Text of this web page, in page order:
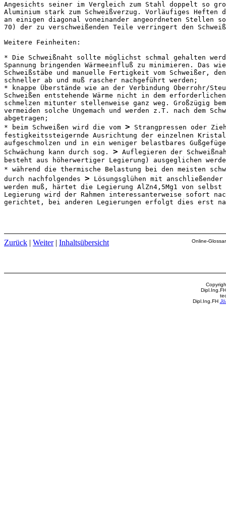
Angesichts seiner im Vergleich zum Stahl doppelt so
Aluminium stark zum Schweißverzug. Vorläufiges Heften
an einigen diagonal voneinander angeordneten Stellen
70) der zu verschweißenden Teile verringert den
Weitere Feinheiten:
* Die Schweißnaht sollte möglichst schmal gehalten
Spannung bringenden Wärmeeinfluß zu minimieren. Das
Schweißstäbe und manuelle Fertigkeit vom Schweißer,
schneller ab und muß rascher nachgeführt werden;
* knappe Überstände wie an der Verbindung Oberrohr/
Schweißen entstehende Wärme nicht in dem
schmelzen mitunter stellenweise ganz weg. Großzügig
vermeiden solche Ungemach und werden z.T. nach dem
abgetragen;
* beim Schweißen wird die vom > Strangpressen oder
festigkeitssteigernde Ausrichtung der einzelnen
aufgeschmolzen und in ein weniger belastbares
Schwächung kann durch sog. > Auflegieren der
besteht aus höherwertiger Legierung) ausgeglichen
* während die thermische Belastung bei den meisten
durch nachfolgendes > Lösungsglühen mit
werden muß, härtet die Legierung AlZn4,5Mg1 von
Legierung wird der Rahmen interessanterweise sofort
gerichtet, bei anderen Legierungen erfolgt dies erst
Zurück | Weiter| Inhaltsübersicht Online-
Dipl.Ing.FH